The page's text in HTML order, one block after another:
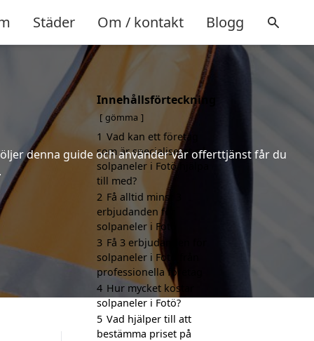
Städer Om / kontakt Blogg
denna guide och använder vår offerttjänst får du
Innehållsförteckning
gömma
1 Vad kan ett företag
som är specialiserat på
solpaneler i Fotö hjälpa
till med?
2 Få alltid minst 3
erbjudanden för
solpaneler i Fotö
3 Få 3 erbjudanden för
solpaneler i Fotö från
professionella företag
4 Hur mycket kostar
solpaneler i Fotö?
5 Vad hjälper till att
bestämma priset på